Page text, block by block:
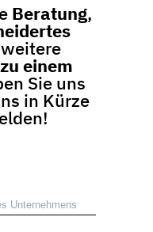
Beratung,
einem
Sie uns
in Kürze